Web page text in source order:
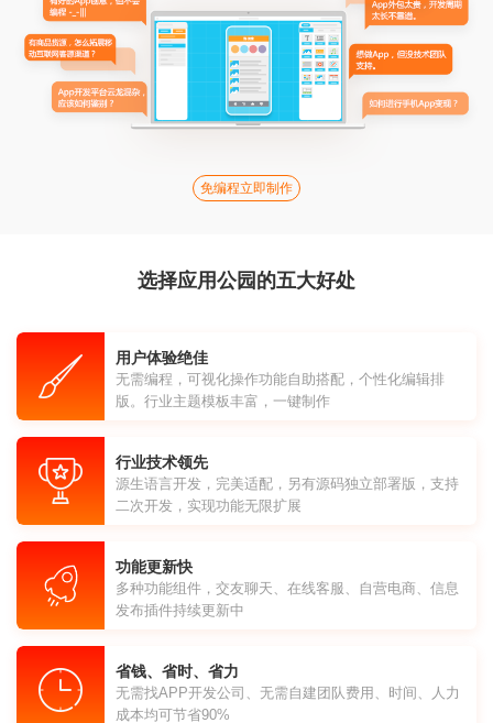
免编程立即制作
选择应用公园的五大好处
用户体验绝佳
无需编程，可视化操作功能自助搭配，个性化编辑排
版。行业主题模板丰富，一键制作
行业技术领先
源生语言开发，完美适配，另有源码独立部署版，支持
二次开发，实现功能无限扩展
功能更新快
多种功能组件，交友聊天、在线客服、自营电商、信息
发布插件持续更新中
省钱、省时、省力
无需找APP开发公司、无需自建团队费用、时间、人力
成本均可节省90%